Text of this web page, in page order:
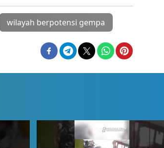
wilayah berpotensi gempa